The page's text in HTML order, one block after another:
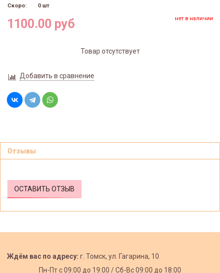
Скоро:
0 шт
1100.00 руб нет в наличии
Товар отсутствует
Добавить в сравнение
Отзывы
ОСТАВИТЬ ОТЗЫВ
Ждём вас по адресу: г. Томск, ул. Гагарина, 10
Пн-Пт с09:00 до 19:00 /Сб-Вс 09:00 до 18:00